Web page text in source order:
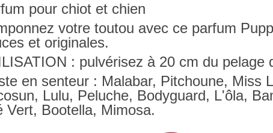
pour chiot et chien
votre toutou avec ce parfum
et originales.
: pulvérisez à 20 cm du pelage
en senteur : Malabar, Pitchoune, Miss
Lulu, Peluche, Bodyguard, L'ôla,
Vert, Bootella, Mimosa.